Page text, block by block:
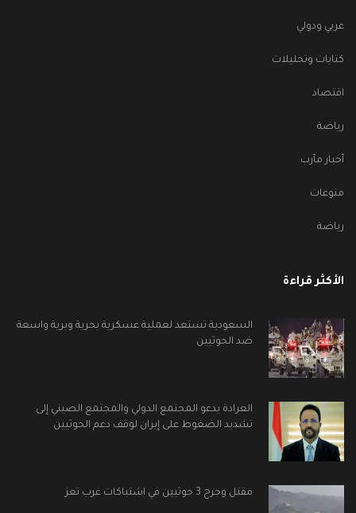
عربي ودولي
كتابات وتحليلات
اقتصاد
رياضة
أخبار مأرب
منوعات
رياضة
الأكثر قراءة
السعودية تستعد لعملية عسكرية بحرية وبرية واسعة
ضد الحوثيين
العرادة يدعو المجتمع الدولي والمجتمع الصيني إلى
تشديد الضغوط على إيران لوقف دعم الحوثيين
مقتل وجرح 3 حوثيين في اشتباكات غرب تعز